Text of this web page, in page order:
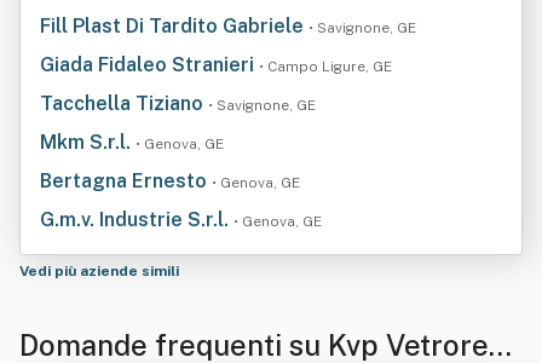
Fill Plast Di Tardito Gabriele • Savignone, GE
Giada Fidaleo Stranieri • Campo Ligure, GE
Tacchella Tiziano • Savignone, GE
Mkm S.r.l. • Genova, GE
Bertagna Ernesto • Genova, GE
G.m.v. Industrie S.r.l. • Genova, GE
Vedi più aziende simili
Domande frequenti su Kvp Vetroresi